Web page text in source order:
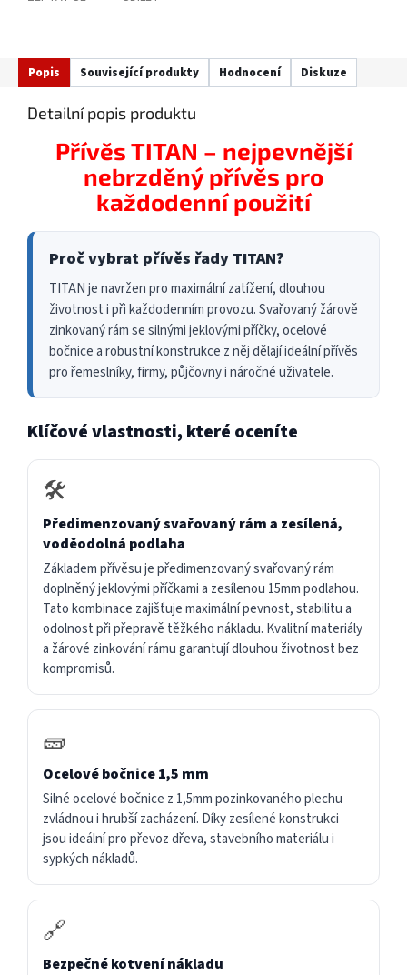
Popis Související produkty Hodnocení Diskuze
Detailní popis produktu
Přívěs TITAN – nejpevnější
nebrzděný přívěs pro
každodenní použití
Proč vybrat přívěs řady TITAN?
TITAN je navržen pro maximální zatížení, dlouhou
životnost i při každodenním provozu. Svařovaný žárově
zinkovaný rám se silnými jeklovými příčky, ocelové
bočnice a robustní konstrukce z něj dělají ideální přívěs
pro řemeslníky, firmy, půjčovny i náročné uživatele.
Klíčové vlastnosti, které oceníte
🛠️
Předimenzovaný svařovaný rám a zesílená,
voděodolná podlaha
Základem přívěsu je předimenzovaný svařovaný rám
doplněný jeklovými příčkami a zesílenou 15mm podlahou.
Tato kombinace zajišťuje maximální pevnost, stabilitu a
odolnost při přepravě těžkého nákladu. Kvalitní materiály
a žárové zinkování rámu garantují dlouhou životnost bez
kompromisů.
🧱
Ocelové bočnice 1,5 mm
Silné ocelové bočnice z 1,5mm pozinkovaného plechu
zvládnou i hrubší zacházení. Díky zesílené konstrukci
jsou ideální pro převoz dřeva, stavebního materiálu i
sypkých nákladů.
🔗
Bezpečné kotvení nákladu